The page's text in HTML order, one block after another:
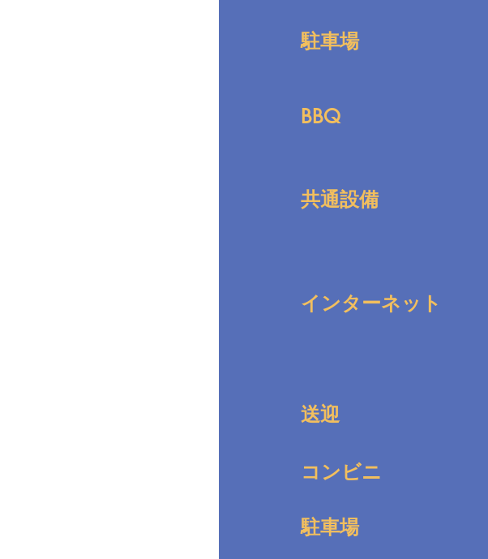
駐車場
BBQ
共通設備
インターネット
送迎
コンビニ
駐車場